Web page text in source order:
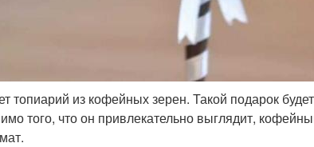
из кофейных зерен. Такой подарок будет
того, что он привлекательно выглядит,